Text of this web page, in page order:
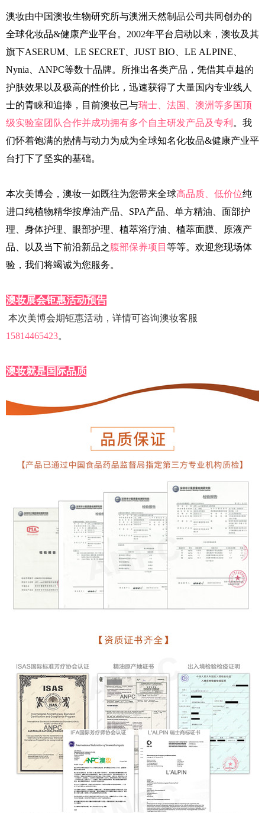
澳妆由中国澳妆生物研究所与澳洲天然制品公司共同创办的
全球化妆品&健康产业平台。2002年平台启动以来，澳妆及其
旗下ASERUM、LE SECRET、JUST BIO、LE ALPINE、
Nynia、ANPC等数十品牌。所推出各类产品，凭借其卓越的
护肤效果以及极高的性价比，迅速获得了大量国内专业线人
士的青睐和追捧，目前澳妆已与瑞士、法国、澳洲等多国顶
级实验室团队合作并成功拥有多个自主研发产品及专利 。我
们怀着饱满的热情与动力为成为全球知名化妆品&健康产业平
台打下了坚实的基础。
本次美博会，澳妆一如既往为您带来全球高品质、低价位纯
进口纯植物精华按摩油产品、SPA产品、单方精油、面部护
理、身体护理、眼部护理、植萃浴疗油、植萃面膜、原液产
品、以及当下前沿新品之 腹部保养项目 等等。欢迎您现场体
验，我们将竭诚为您服务。
澳妆展会钜惠活动预告
本次美博会期钜惠活动，详情可咨询澳妆客服
15814465423。
澳妆就是国际品质